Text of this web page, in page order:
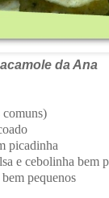
da Ana
comuns)
picadinha
e cebolinha bem
pequenos